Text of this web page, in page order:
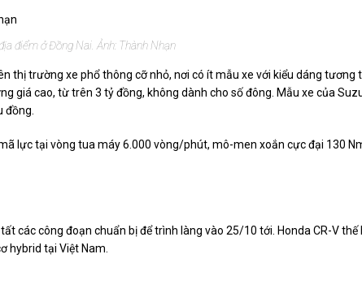
điểm ở Đồng Nai. Ảnh: Thành Nhạn
thị trường xe phổ thông cỡ nhỏ, nơi có ít mẫu xe với kiểu dáng tương
giá cao, từ trên 3 tỷ đồng, không dành cho số đông. Mẫu xe của
đồng.
lực tại vòng tua máy 6.000 vòng/phút, mô-men xoắn cực đại 130
các công đoạn chuẩn bị để trình làng vào 25/10 tới. Honda CR-V thế
hybrid tại Việt Nam.